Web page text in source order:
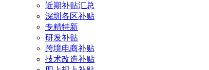
近期补贴汇总
深圳各区补贴
专精特新
研发补贴
跨境电商补贴
技术改造补贴